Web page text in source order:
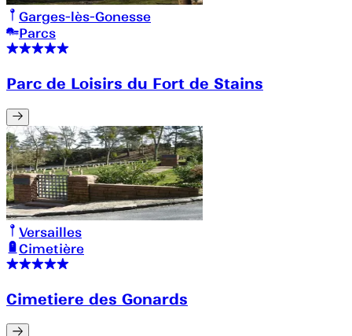
Garges-lès-Gonesse
Parcs
Parc de Loisirs du Fort de Stains
Versailles
Cimetière
Cimetiere des Gonards